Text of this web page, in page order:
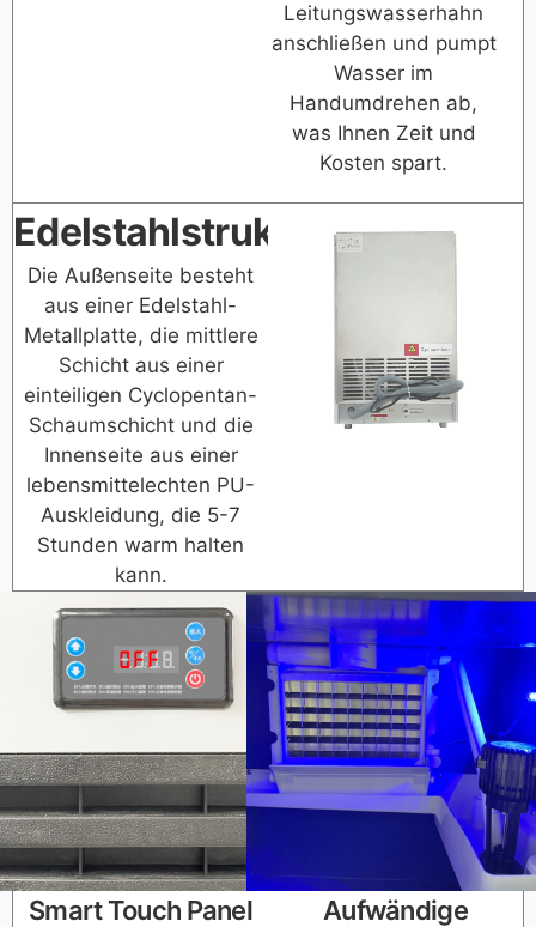
Leitungswasserhahn
anschließen und pumpt
Wasser im
Handumdrehen ab,
was Ihnen Zeit und
Kosten spart.
Edelstahlstruktur
Die Außenseite besteht
aus einer Edelstahl-
Metallplatte, die mittlere
Schicht aus einer
einteiligen Cyclopentan-
Schaumschicht und die
Innenseite aus einer
lebensmittelechten PU-
Auskleidung, die 5-7
Stunden warm halten
kann.
Smart Touch Panel
Aufwändige